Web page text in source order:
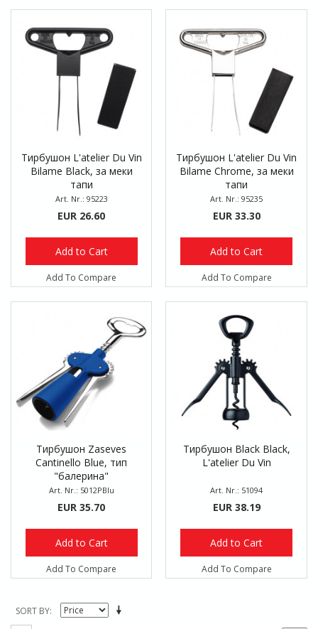
Тирбушон L'atelier Du Vin
Bilame Black, за меки
тапи
Art. Nr.: 95223
EUR 26.60
Add to Cart
Add To Compare
Тирбушон L'atelier Du Vin
Bilame Chrome, за меки
тапи
Art. Nr.: 95235
EUR 33.30
Add to Cart
Add To Compare
Тирбушон Zaseves
Cantinello Blue, тип
"балерина"
Art. Nr.: 5012PBlu
EUR 35.70
Add to Cart
Add To Compare
Тирбушон Black Black,
L'atelier Du Vin
Art. Nr.: 51094
EUR 38.19
Add to Cart
Add To Compare
SORT BY